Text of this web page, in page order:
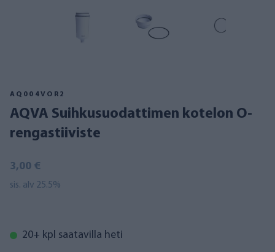
AQ004VOR2
AQVA Suihkusuodattimen kotelon O-
rengastiiviste
3,00 €
sis. alv 25.5%
20+ kpl saatavilla heti